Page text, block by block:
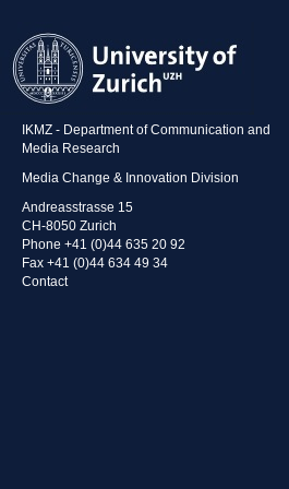
IKMZ - Department of Communication and
Media Research
Media Change & Innovation Division
Andreasstrasse 15
CH-8050 Zurich
Phone +41 (0)44 635 20 92
Fax +41 (0)44 634 49 34
Contact